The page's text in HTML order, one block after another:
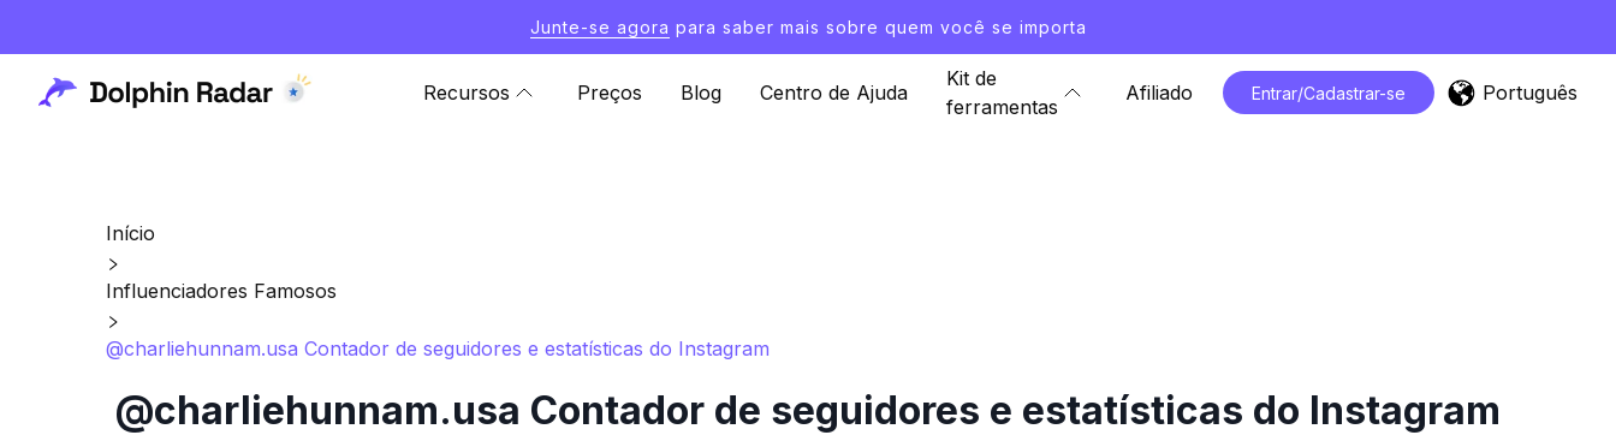
Junte-se agora para saber mais sobre quem você se importa
Recursos Preços Blog Centro de Ajuda
Kit de
ferramentas
Afiliado Entrar/Cadastrar-se Português
Início
Influenciadores Famosos
@charliehunnam.usa Contador de seguidores e estatísticas do Instagram
@charliehunnam.usa Contador de seguidores e estatísticas do Instagram